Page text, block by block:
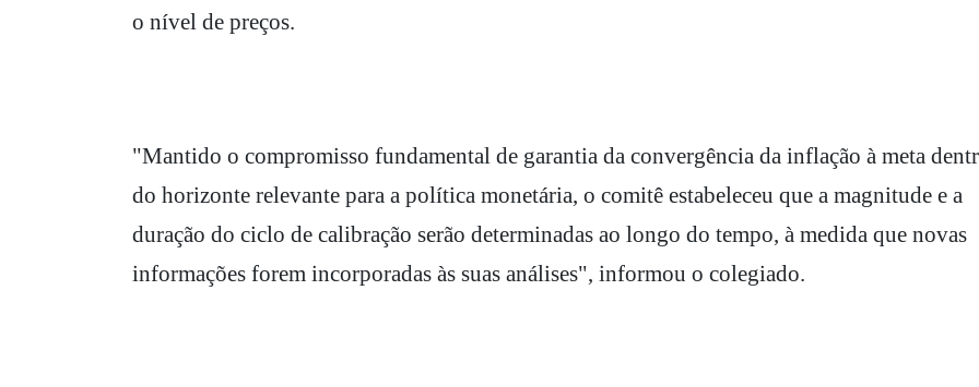
o nível de preços.
"Mantido o compromisso fundamental de garantia da convergência da inflação à meta
do horizonte relevante para a política monetária, o comitê estabeleceu que a magnitude e a
duração do ciclo de calibração serão determinadas ao longo do tempo, à medida que novas
informações forem incorporadas às suas análises", informou o colegiado.